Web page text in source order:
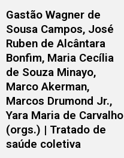
Gastão Wagner de
Sousa Campos, José
Ruben de Alcântara
Bonfim, Maria Cecília
de Souza Minayo,
Marco Akerman,
Marcos Drumond Jr.,
Yara Maria de Carvalho
(orgs.) | Tratado de
saúde coletiva